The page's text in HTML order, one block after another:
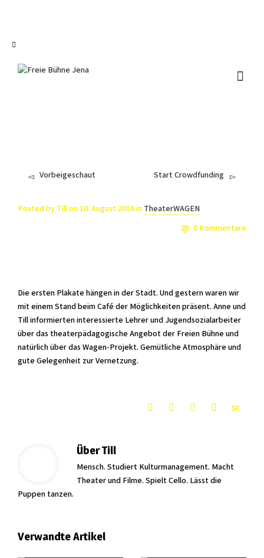
Show me the
Vorbeigeschaut Start Crowdfunding
Posted by Tillon 10. August 2016in TheaterWAGEN
0 Kommentare
Die ersten Plakate hängen in der Stadt. Und gestern waren wir
mit einem Stand beim Café der Möglichkeiten präsent. Anne und
Till informierten interessierte Lehrer und Jugendsozialarbeiter
über das theaterpädagogische Angebot der Freien Bühne und
natürlich über das Wagen-Projekt. Gemütliche Atmosphäre und
gute Gelegenheit zur Vernetzung.
ÜberTill
Mensch. Studiert Kulturmanagement. Macht
Theater und Filme. Spielt Cello. Lässt die
Puppen tanzen.
Verwandte Artikel